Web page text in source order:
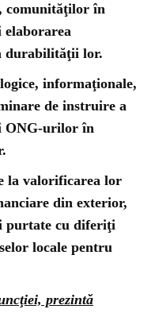
comunităţilor în
elaborarea
durabilităţii lor.
informaţionale,
de instruire a
ONG-urilor în
la valorificarea lor
din exterior,
purtate cu diferiţi
locale pentru
prezintă